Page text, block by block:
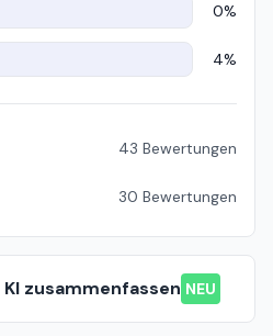
0%
4%
43 Bewertungen
30 Bewertungen
zusammenfassen NEU